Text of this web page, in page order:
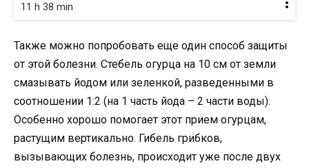
11 h 38 min
Также можно попробовать еще один способ защиты
от этой болезни. Стебель огурца на 10 см от земли
смазывать йодом или зеленкой, разведенными в
соотношении 1:2 (на 1 часть йода – 2 части воды).
Особенно хорошо помогает этот прием огурцам,
растущим вертикально. Гибель грибков,
вызывающих болезнь, происходит уже после двух